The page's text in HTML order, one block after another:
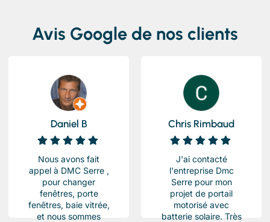
Avis Google de nos clients
Daniel B
Nous avons fait
appel à DMC Serre ,
pour changer
fenêtres, porte
fenêtres, baie vitrée,
et nous sommes
Chris Rimbaud
J'ai contacté
l'entreprise Dmc
Serre pour mon
projet de portail
motorisé avec
batterie solaire. Très